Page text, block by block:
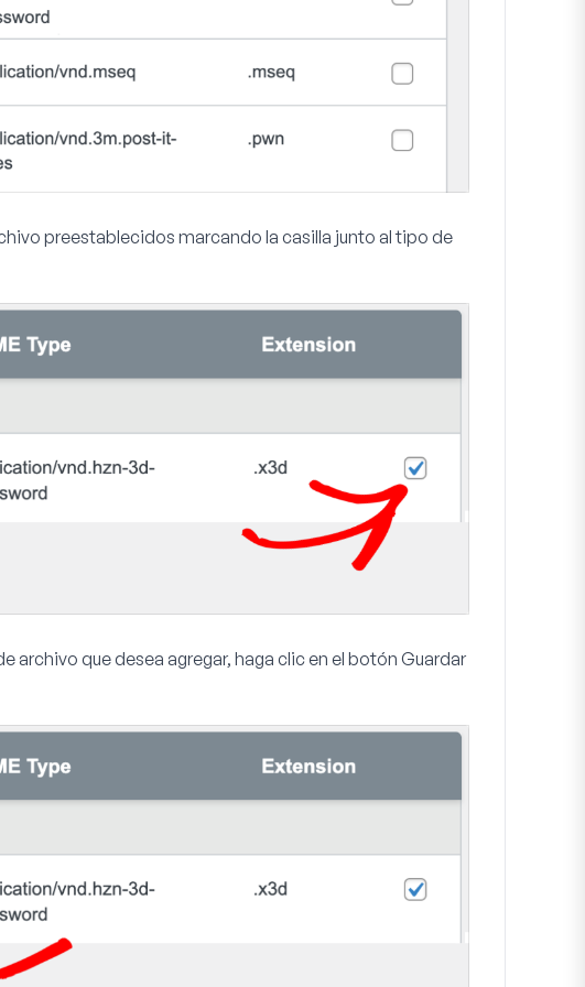
preestablecidos marcando la casilla junto al tipo de
archivo que desea agregar, haga clic en el botón Guardar